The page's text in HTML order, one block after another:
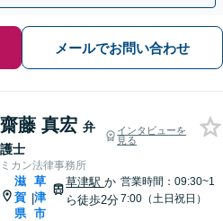
メールでお問い合わせ
齋藤 真宏 弁
護士
インタビューを
見る
ミカン法律事務所
滋
賀
県
|
草
津
市
草津駅か
ら徒歩2分
営業時間：09:30~1
7:00（土日祝日）